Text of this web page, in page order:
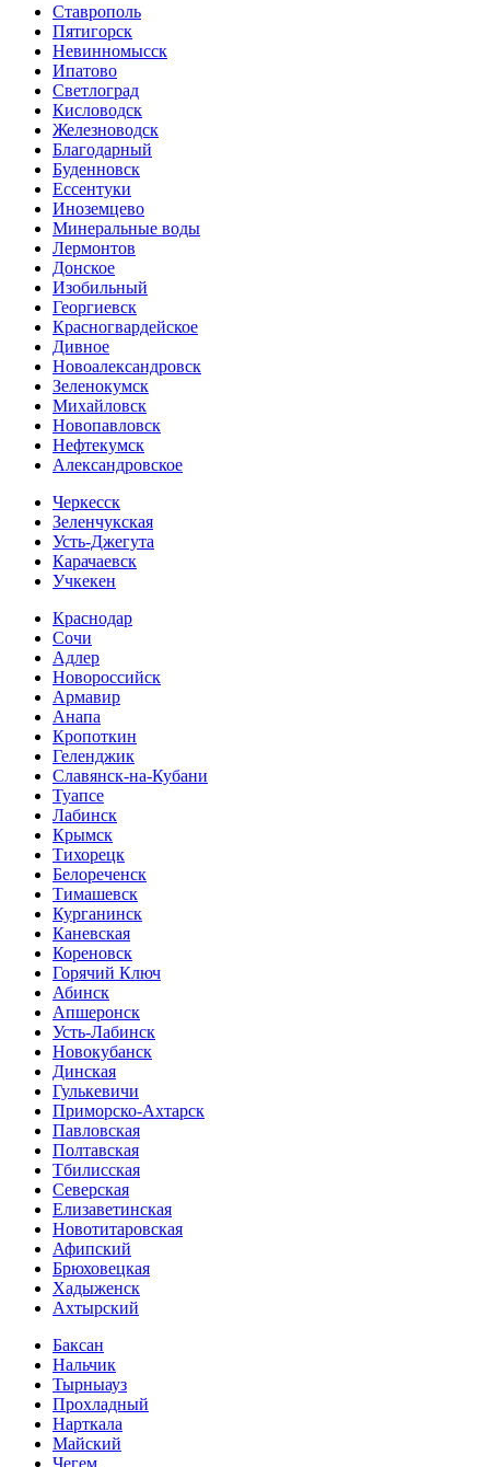
Ставрополь
Пятигорск
Невинномысск
Ипатово
Светлоград
Кисловодск
Железноводск
Благодарный
Буденновск
Ессентуки
Иноземцево
Минеральные воды
Лермонтов
Донское
Изобильный
Георгиевск
Красногвардейское
Дивное
Новоалександровск
Зеленокумск
Михайловск
Новопавловск
Нефтекумск
Александровское
Черкесск
Зеленчукская
Усть-Джегута
Карачаевск
Учкекен
Краснодар
Сочи
Адлер
Новороссийск
Армавир
Анапа
Кропоткин
Геленджик
Славянск-на-Кубани
Туапсе
Лабинск
Крымск
Тихорецк
Белореченск
Тимашевск
Курганинск
Каневская
Кореновск
Горячий Ключ
Абинск
Апшеронск
Усть-Лабинск
Новокубанск
Динская
Гулькевичи
Приморско-Ахтарск
Павловская
Полтавская
Тбилисская
Северская
Елизаветинская
Новотитаровская
Афипский
Брюховецкая
Хадыженск
Ахтырский
Баксан
Нальчик
Тырныауз
Прохладный
Нарткала
Майский
Чегем